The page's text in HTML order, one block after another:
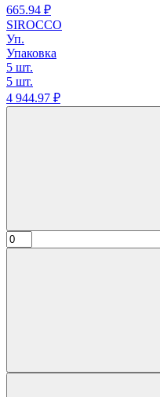
665.94 ₽
SIROCCO
Уп.
Упаковка
5 шт.
5 шт.
4 944.97 ₽